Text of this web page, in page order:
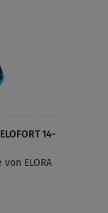
14-
von ELORA